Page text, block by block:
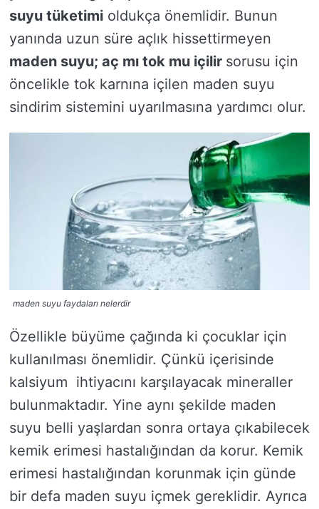
suyu tüketimi oldukça önemlidir. Bunun
yanında uzun süre açlık hissettirmeyen
maden suyu; aç mı tok mu içilir sorusu için
öncelikle tok karnına içilen maden suyu
sindirim sistemini uyarılmasına yardımcı olur.
maden suyu faydaları nelerdir
Özellikle büyüme çağında ki çocuklar için
kullanılması önemlidir. Çünkü içerisinde
kalsiyum ihtiyacını karşılayacak mineraller
bulunmaktadır. Yine aynı şekilde maden
suyu belli yaşlardan sonra ortaya çıkabilecek
kemik erimesi hastalığından da korur. Kemik
erimesi hastalığından korunmak için günde
bir defa maden suyu içmek gereklidir. Ayrıca